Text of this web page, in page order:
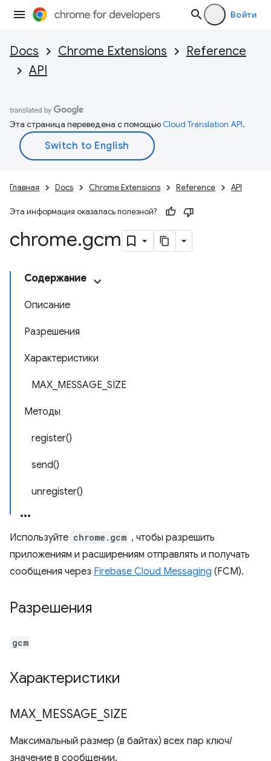
Войти
Docs Chrome Extensions
Reference
API
Эта страница переведена с помощьюCloud Translation API.
Главная Docs Chrome Extensions Reference API
Эта информация оказалась полезной?
chrome.gcm
Содержание
Описание
Разрешения
Характеристики
MAX_MESSAGE_SIZE
Методы
register()
send()
unregister()
Используйте chrome.gcm , чтобы разрешить
приложениям и расширениям отправлять и получать
сообщения через Firebase Cloud Messaging (FCM).
Разрешения
gcm
Характеристики
MAX MESSAGE SIZE
Максимальный размер (в байтах) всех пар ключ/
значение в сообщении.